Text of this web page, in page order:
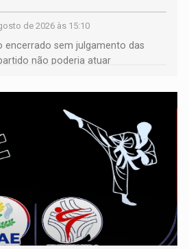
de 2026 às 15:10
encerrado sem julgamento das
não poderia atuar